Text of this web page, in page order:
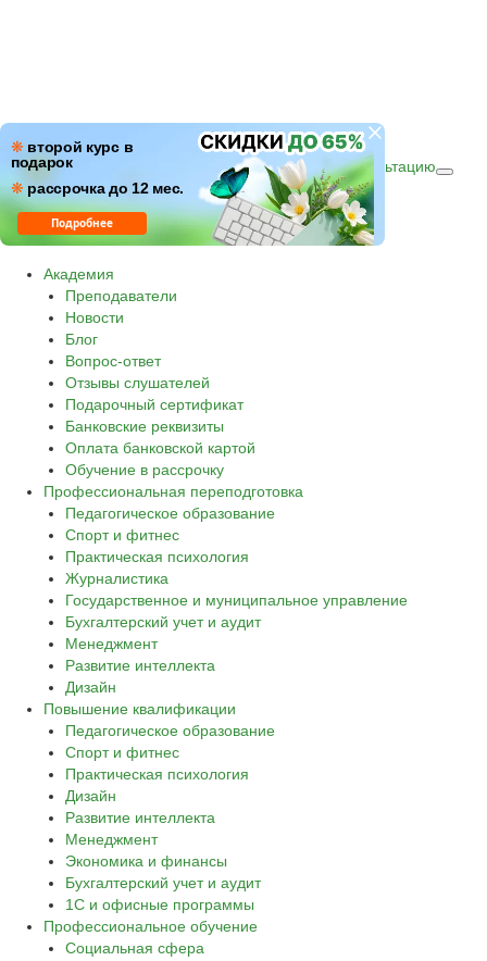
❋ второй курс в
подарок
❋ рассрочка до 12 мес.
Подробнее 8 800 500-30-45
ПН–ПТ: c 09:00 до 18:00
СБ–ВС: с 10:00 до 16:00 по (МСК)
Звонок по России бесплатный.
Получить консультацию
Академия
Преподаватели
Новости
Блог
Вопрос-ответ
Отзывы слушателей
Подарочный сертификат
Банковские реквизиты
Оплата банковской картой
Обучение в рассрочку
Профессиональная переподготовка
Педагогическое образование
Спорт и фитнес
Практическая психология
Журналистика
Государственное и муниципальное управление
Бухгалтерский учет и аудит
Менеджмент
Развитие интеллекта
Дизайн
Повышение квалификации
Педагогическое образование
Спорт и фитнес
Практическая психология
Дизайн
Развитие интеллекта
Менеджмент
Экономика и финансы
Бухгалтерский учет и аудит
1С и офисные программы
Профессиональное обучение
Социальная сфера